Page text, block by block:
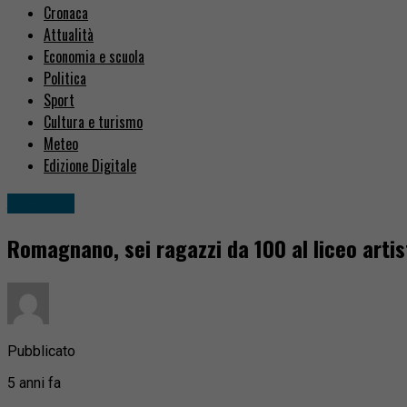
Cronaca
Attualità
Economia e scuola
Politica
Sport
Cultura e turismo
Meteo
Edizione Digitale
Romagnano, sei ragazzi da 100 al liceo
Pubblicato
5 anni fa